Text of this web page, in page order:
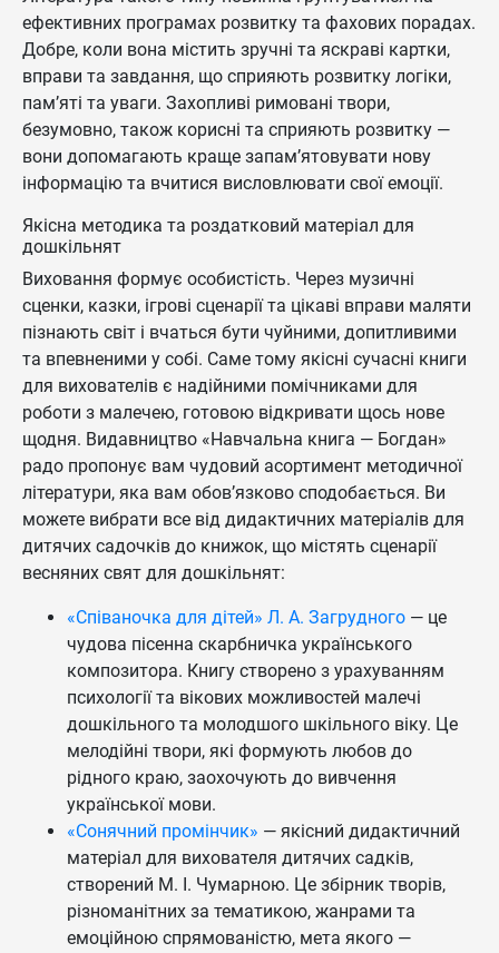
ефективних програмах розвитку та фахових порадах.
Добре, коли вона містить зручні та яскраві картки,
вправи та завдання, що сприяють розвитку логіки,
пам’яті та уваги. Захопливі римовані твори,
безумовно, також корисні та сприяють розвитку —
вони допомагають краще запам’ятовувати нову
інформацію та вчитися висловлювати свої емоції.
Якісна методика та роздатковий матеріал для
дошкільнят
Виховання формує особистість. Через музичні
сценки, казки, ігрові сценарії та цікаві вправи маляти
пізнають світ і вчаться бути чуйними, допитливими
та впевненими у собі. Саме тому якісні сучасні книги
для вихователів є надійними помічниками для
роботи з малечею, готовою відкривати щось нове
щодня. Видавництво «Навчальна книга — Богдан»
радо пропонує вам чудовий асортимент методичної
літератури, яка вам обов’язково сподобається. Ви
можете вибрати все від дидактичних матеріалів для
дитячих садочків до книжок, що містять сценарії
весняних свят для дошкільнят:
«Співаночка для дітей» Л. А. Загрудного — це
чудова пісенна скарбничка українського
композитора. Книгу створено з урахуванням
психології та вікових можливостей малечі
дошкільного та молодшого шкільного віку. Це
мелодійні твори, які формують любов до
рідного краю, заохочують до вивчення
української мови.
«Сонячний промінчик» — якісний дидактичний
матеріал для вихователя дитячих садків,
створений М. І. Чумарною. Це збірник творів,
різноманітних за тематикою, жанрами та
емоційною спрямованістю, мета якого —